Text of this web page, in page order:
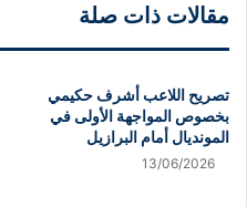
مقالات ذات صلة
تصريح اللاعب أشرف حكيمي
بخصوص المواجهة الأولى في
المونديال أمام البرازيل
13/06/2026